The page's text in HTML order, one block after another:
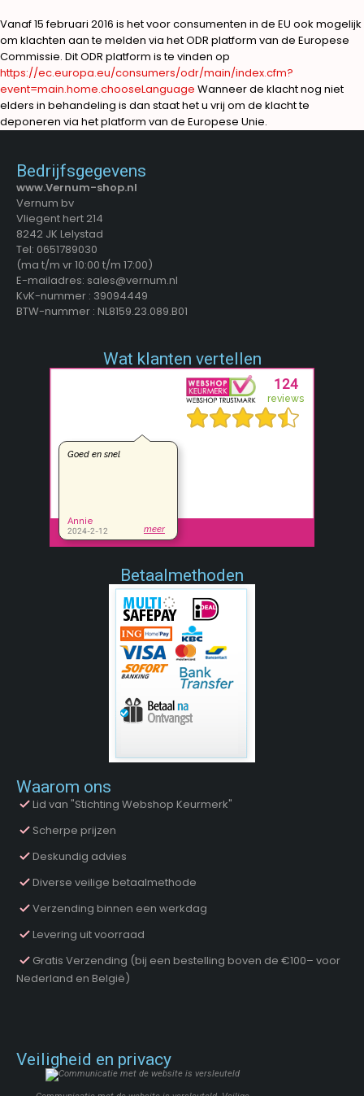
Vanaf 15 februari 2016 is het voor consumenten in de EU ook mogelijk
om klachten aan te melden via het ODR platform van de Europese
Commissie. Dit ODR platform is te vinden op
https://ec.europa.eu/consumers/odr/main/index.cfm?
event=main.home.chooseLanguage Wanneer de klacht nog niet
elders in behandeling is dan staat het u vrij om de klacht te
deponeren via het platform van de Europese Unie.
Bedrijfsgegevens
www.Vernum-shop.nl
Vernum bv
Vliegent hert 214
8242 JK Lelystad
Tel: 0651789030
(ma t/m vr 10:00 t/m 17:00)
E-mailadres: sales@vernum.nl
KvK-nummer : 39094449
BTW-nummer : NL8159.23.089.B01
Wat klanten vertellen
Betaalmethoden
Waarom ons
Lid van "Stichting Webshop Keurmerk"
Scherpe prijzen
Deskundig advies
Diverse veilige betaalmethode
Verzending binnen een werkdag
Levering uit voorraad
Gratis Verzending (bij een bestelling boven de €100– voor
Nederland en België)
Veiligheid en privacy